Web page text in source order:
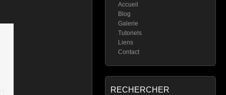
Accueil
Blog
Galerie
Tutoriels
Liens
Contact
RECHERCHER